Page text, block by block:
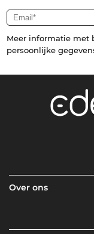
Meer informatie met
persoonlijke
Over ons